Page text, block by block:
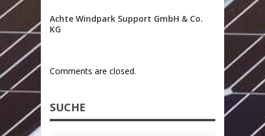
Achte Windpark Support GmbH & Co.
KG
Comments are closed.
SUCHE